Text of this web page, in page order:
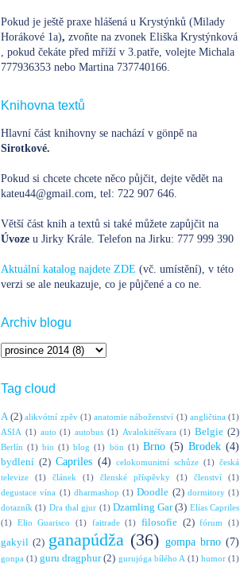
Pokud je ještě praxe hlášená u Krystýnků (Milady
Horákové 1a), zvoňte na zvonek Eliška Krystýnková
, pokud čekáte před mříží v 3.patře, volejte Michala
777936353 nebo Martina 737740166.
Knihovna textů
Hlavní část knihovny se nachází v gönpě na
Sirotkové.
Pokud si chcete chcete něco půjčit, dejte vědět na
kateu44@gmail.com, tel: 722 907 646.
Větší část knih a textů si také můžete zapůjčit na
Úvoze u Jirky Krále. Telefon na Jirku: 777 999 390
Aktuální katalog najdete ZDE (vč. umístění), v této
verzi se ale neukazuje, co je půjčené a co ne.
Archiv blogu
Tag cloud
A (2) alikvótní zpěv (1) anatomie náboženství (1) angličtina (1)
ASIA (1) auto (1) autobus (1) Avalokitéšvara (1) Belgie (2)
Berlín (1) bio (1) blog (1) bön (1) Brno (5) Brodek (4)
bydlení (2) Capriles (4) celokomunitní schůze (1) česká
televize
(1) článek (1) členské příspěvky (1) členství
(1)
degustace vína (1) dharmashop (1) Doodle (2) dormitory (1)
dotazník (1) Dra thal gjur (1) Dzamling Gar (3) Elías Capriles
(1) Elio Guarisco (1) faitrade (1) filosofie (2) fórum (1)
gakyil (2) ganapúdža (36) gompa brno (7)
gonpa (1) guru dragphur (2) gurujóga bílého A (1) humor (1)